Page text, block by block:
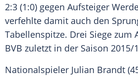
2:3 (1:0) gegen Aufsteiger
verfehlte damit auch den
Tabellenspitze. Drei Siege zum
BVB zuletzt in der Saison 2015/
Nationalspieler Julian Brandt